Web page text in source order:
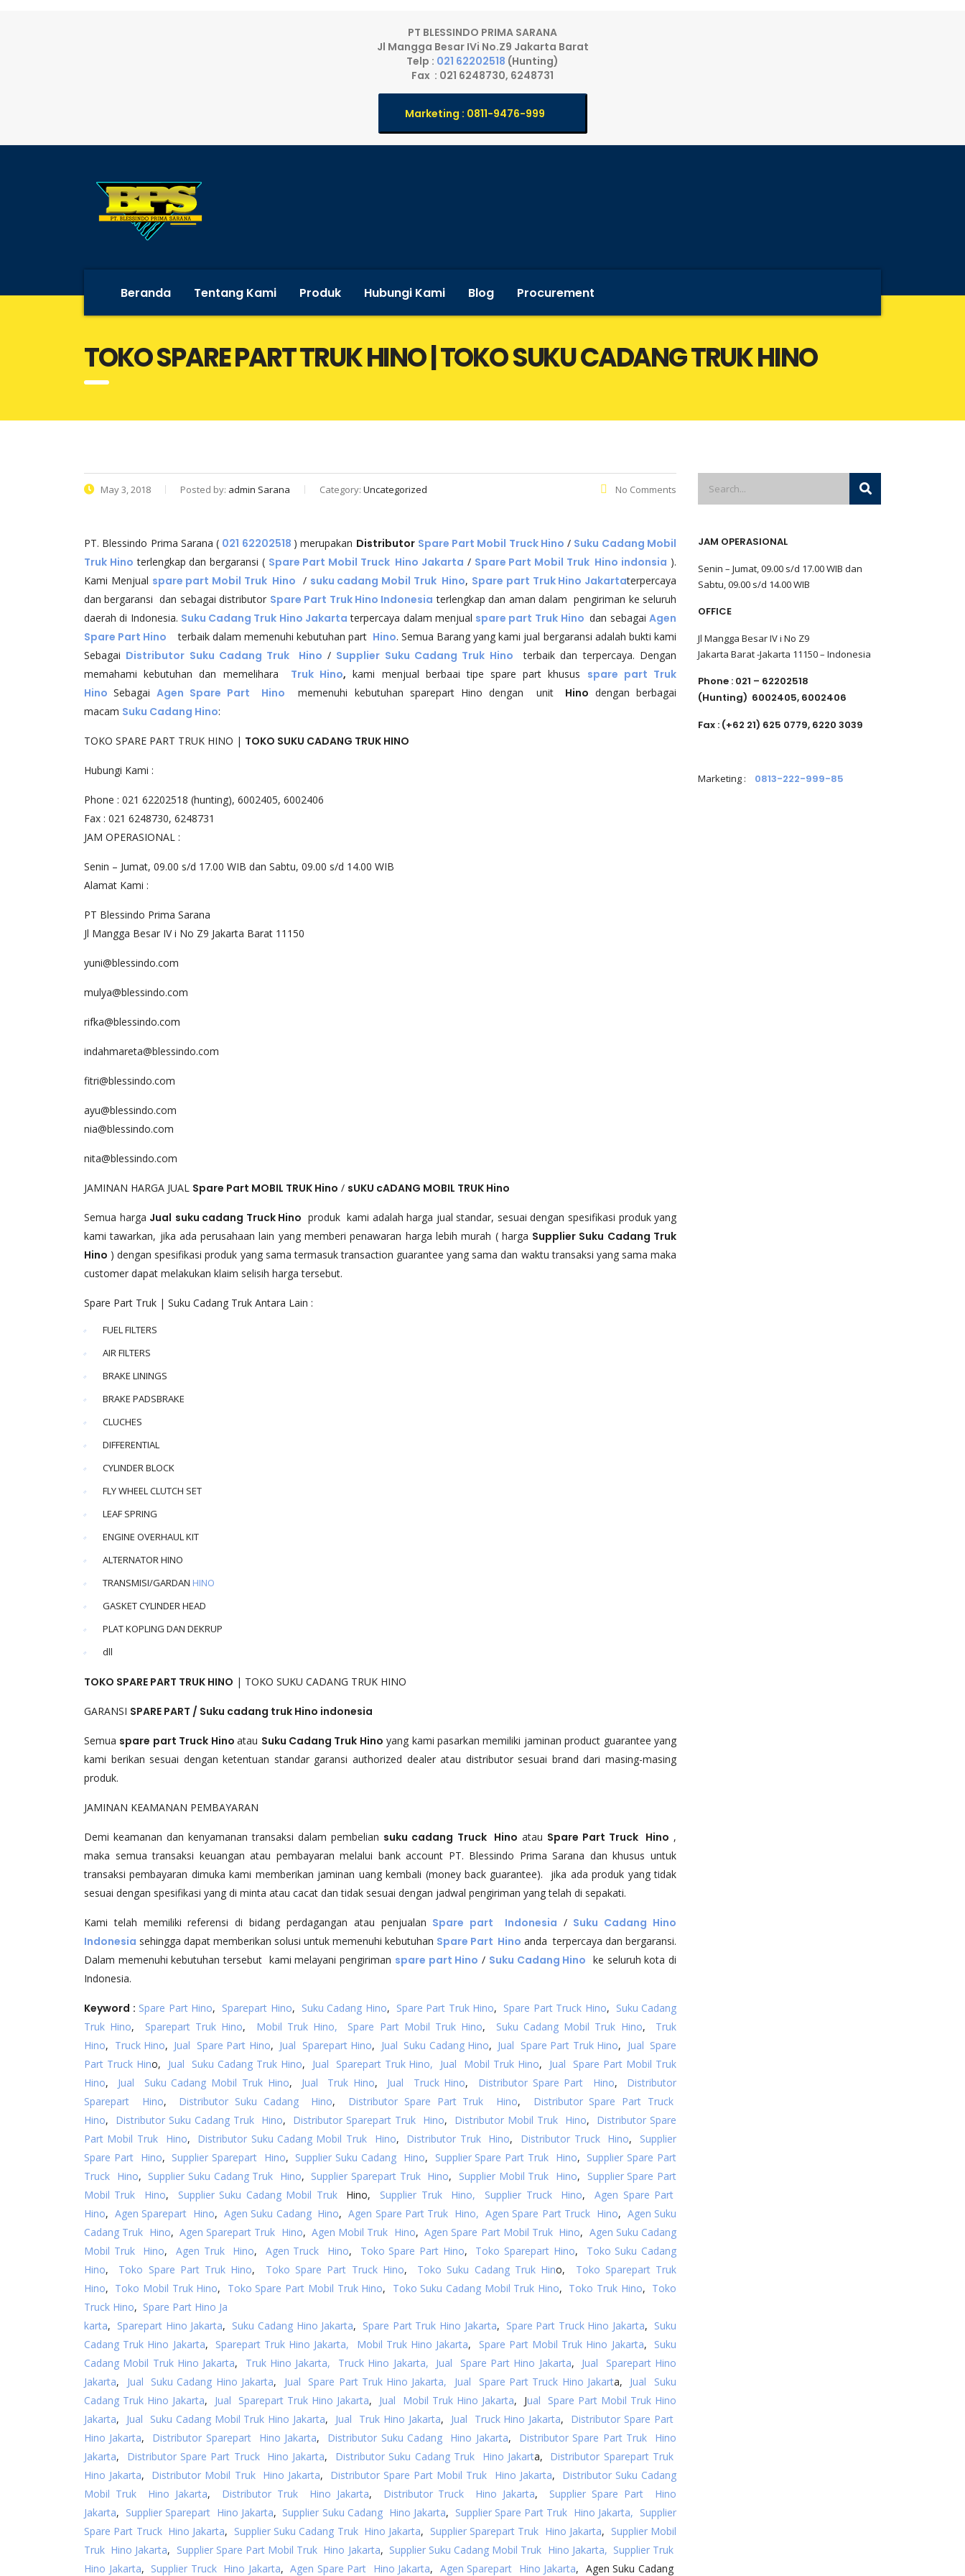
PT BLESSINDO PRIMA SARANA
Jl Mangga Besar IVi No.Z9 Jakarta Barat
Telp : 021 62202518 (Hunting)
Fax : 021 6248730, 6248731
Marketing : 0811-9476-999
Beranda Tentang Kami Produk Hubungi Kami Blog Procurement
TOKO SPARE PART TRUK HINO | TOKO SUKU CADANG TRUK HINO
May 3, 2018 Posted by: admin Sarana Category: Uncategorized No Comments
PT. Blessindo Prima Sarana ( 021 62202518 ) merupakan Distributor Spare Part Mobil Truck Hino / Suku Cadang Mobil
Truk Hino terlengkap dan bergaransi ( Spare Part Mobil Truck Hino Jakarta / Spare Part Mobil Truk Hino indonsia ).
Kami Menjual spare part Mobil Truk Hino / suku cadang Mobil Truk Hino, Spare part Truk Hino Jakartaterpercaya
dan bergaransi dan sebagai distributor Spare Part Truk Hino Indonesia terlengkap dan aman dalam pengiriman ke seluruh
daerah di Indonesia. Suku Cadang Truk Hino Jakarta terpercaya dalam menjual spare part Truk Hino dan sebagaiAgen
Spare Part Hino
terbaik dalam memenuhi kebutuhan part Hino. Semua Barang yang kami jual bergaransi adalah bukti kami
Sebagai Distributor Suku Cadang Truk Hino / Supplier Suku Cadang Truk Hino terbaik dan terpercaya. Dengan
memahami kebutuhan dan memelihara
Truk Hino, kami menjual berbaai tipe spare part khusus spare part Truk
HinoSebagaiAgen Spare Part Hino memenuhi kebutuhan sparepart Hino dengan unitHino dengan berbagai
macam Suku Cadang Hino:
TOKO SPARE PART TRUK HINO | TOKO SUKU CADANG TRUK HINO
Hubungi Kami :
Phone : 021 62202518 (hunting), 6002405, 6002406
Fax : 021 6248730, 6248731
JAM OPERASIONAL :
Senin – Jumat, 09.00 s/d 17.00 WIB dan Sabtu, 09.00 s/d 14.00 WIB
Alamat Kami :
PT Blessindo Prima Sarana
Jl Mangga Besar IV i No Z9 Jakarta Barat 11150
yuni@blessindo.com
mulya@blessindo.com
rifka@blessindo.com
indahmareta@blessindo.com
fitri@blessindo.com
ayu@blessindo.com
nia@blessindo.com
nita@blessindo.com
JAMINAN HARGA JUAL Spare Part MOBIL TRUK Hino / sUKU cADANG MOBIL TRUK Hino
Semua harga Jual suku cadang Truck Hino produk kami adalah harga jual standar, sesuai dengan spesifikasi produk yang
kami tawarkan, jika ada perusahaan lain yang memberi penawaran harga lebih murah ( harga Supplier Suku Cadang Truk
Hino ) dengan spesifikasi produk yang sama termasuk transaction guarantee yang sama dan waktu transaksi yang sama maka
customer dapat melakukan klaim selisih harga tersebut.
Spare Part Truk | Suku Cadang Truk Antara Lain :
FUEL FILTERS
AIR FILTERS
BRAKE LININGS
BRAKE PADSBRAKE
CLUCHES
DIFFERENTIAL
CYLINDER BLOCK
FLY WHEEL CLUTCH SET
LEAF SPRING
ENGINE OVERHAUL KIT
ALTERNATOR HINO
TRANSMISI/GARDAN HINO
GASKET CYLINDER HEAD
PLAT KOPLING DAN DEKRUP
dll
TOKO SPARE PART TRUK HINO | TOKO SUKU CADANG TRUK HINO
GARANSI SPARE PART / Suku cadang truk Hino indonesia
Semua spare part Truck Hinoatau Suku Cadang Truk Hino yang kami pasarkan memiliki jaminan product guarantee yang
kami berikan sesuai dengan ketentuan standar garansi authorized dealer atau distributor sesuai brand dari masing-masing
produk.
JAMINAN KEAMANAN PEMBAYARAN
Demi keamanan dan kenyamanan transaksi dalam pembelian suku cadang Truck Hino atau Spare Part Truck Hino ,
maka semua transaksi keuangan atau pembayaran melalui bank account PT. Blessindo Prima Sarana dan khusus untuk
transaksi pembayaran dimuka kami memberikan jaminan uang kembali (money back guarantee). jika ada produk yang tidak
sesuai dengan spesifikasi yang di minta atau cacat dan tidak sesuai dengan jadwal pengiriman yang telah di sepakati.
Kami telah memiliki referensi di bidang perdagangan atau penjualan Spare part Indonesia / Suku Cadang Hino
Indonesia sehingga dapat memberikan solusi untuk memenuhi kebutuhan Spare Part Hino anda terpercaya dan bergaransi.
Dalam memenuhi kebutuhan tersebut kami melayani pengiriman spare part Hino / Suku Cadang Hino ke seluruh kota di
Indonesia.
Keyword : Spare Part Hino, Sparepart Hino, Suku Cadang Hino, Spare Part Truk Hino, Spare Part Truck Hino, Suku Cadang
Truk Hino, Sparepart Truk Hino, Mobil Truk Hino, Spare Part Mobil Truk Hino, Suku Cadang Mobil Truk Hino, Truk
Hino, Truck Hino, Jual Spare Part Hino, Jual Sparepart Hino, Jual Suku Cadang Hino, Jual Spare Part Truk Hino, Jual Spare
Part Truck Hino, Jual Suku Cadang Truk Hino, Jual Sparepart Truk Hino, Jual Mobil Truk Hino, Jual Spare Part Mobil Truk
Hino, Jual Suku Cadang Mobil Truk Hino, Jual Truk Hino, Jual Truck Hino, Distributor Spare Part Hino, Distributor
Sparepart Hino, Distributor Suku Cadang Hino, Distributor Spare Part Truk Hino, Distributor Spare Part Truck
Hino, Distributor Suku Cadang Truk Hino, Distributor Sparepart Truk Hino, Distributor Mobil Truk Hino, Distributor Spare
Part Mobil Truk Hino, Distributor Suku Cadang Mobil Truk Hino, Distributor Truk Hino, Distributor Truck Hino, Supplier
Spare Part Hino, Supplier Sparepart Hino, Supplier Suku Cadang Hino, Supplier Spare Part Truk Hino, Supplier Spare Part
Truck Hino, Supplier Suku Cadang Truk Hino, Supplier Sparepart Truk Hino, Supplier Mobil Truk Hino, Supplier Spare Part
Mobil Truk Hino, Supplier Suku Cadang Mobil TrukHino, Supplier Truk Hino, Supplier Truck Hino,Agen Spare Part
Hino, Agen Sparepart Hino, Agen Suku Cadang Hino, Agen Spare Part Truk Hino, Agen Spare Part Truck Hino, Agen Suku
Cadang Truk Hino, Agen Sparepart Truk Hino,Agen Mobil Truk Hino,Agen Spare Part Mobil Truk Hino, Agen Suku Cadang
Mobil Truk Hino, Agen Truk Hino, Agen Truck Hino, Toko Spare Part Hino, Toko Sparepart Hino, Toko Suku Cadang
Hino, Toko Spare Part Truk Hino, Toko Spare Part Truck Hino, Toko Suku Cadang Truk Hino, Toko Sparepart Truk
Hino, Toko Mobil Truk Hino, Toko Spare Part Mobil Truk Hino, Toko Suku Cadang Mobil Truk Hino, Toko Truk Hino, Toko
Truck Hino, Spare Part Hino Ja
karta, Sparepart Hino Jakarta, Suku Cadang Hino Jakarta, Spare Part Truk Hino Jakarta, Spare Part Truck Hino Jakarta, Suku
Cadang Truk Hino Jakarta, Sparepart Truk Hino Jakarta, Mobil Truk Hino Jakarta, Spare Part Mobil Truk Hino Jakarta, Suku
Cadang Mobil Truk Hino Jakarta, Truk Hino Jakarta, Truck Hino Jakarta, Jual Spare Part Hino Jakarta, Jual Sparepart Hino
Jakarta, Jual Suku Cadang Hino Jakarta, Jual Spare Part Truk Hino Jakarta, Jual Spare Part Truck Hino Jakarta, Jual Suku
Cadang Truk Hino Jakarta, Jual Sparepart Truk Hino Jakarta, Jual Mobil Truk Hino Jakarta, Jual Spare Part Mobil Truk Hino
Jakarta, Jual Suku Cadang Mobil Truk Hino Jakarta, Jual Truk Hino Jakarta, Jual Truck Hino Jakarta, Distributor Spare Part
Hino Jakarta, Distributor Sparepart Hino Jakarta, Distributor Suku Cadang Hino Jakarta, Distributor Spare Part Truk Hino
Jakarta, Distributor Spare Part Truck Hino Jakarta, Distributor Suku Cadang Truk Hino Jakarta, Distributor Sparepart Truk
Hino Jakarta, Distributor Mobil Truk Hino Jakarta, Distributor Spare Part Mobil Truk Hino Jakarta, Distributor Suku Cadang
Mobil Truk Hino Jakarta, Distributor Truk Hino Jakarta, Distributor Truck Hino Jakarta,
Supplier Spare Part Hino
Jakarta, Supplier Sparepart Hino Jakarta, Supplier Suku Cadang Hino Jakarta, Supplier Spare Part Truk Hino Jakarta, Supplier
Spare Part Truck Hino Jakarta, Supplier Suku Cadang Truk Hino Jakarta, Supplier Sparepart Truk Hino Jakarta, Supplier Mobil
Truk Hino Jakarta, Supplier Spare Part Mobil Truk Hino Jakarta, Supplier Suku Cadang Mobil Truk Hino Jakarta, Supplier Truk
Hino Jakarta, Supplier Truck Hino Jakarta,Agen Spare Part Hino Jakarta, Agen Sparepart Hino Jakarta, Agen Suku Cadang
JAM OPERASIONAL
Senin – Jumat, 09.00 s/d 17.00 WIB dan
Sabtu, 09.00 s/d 14.00 WIB
OFFICE
Jl Mangga Besar IV i No Z9
Jakarta Barat -Jakarta 11150 – Indonesia
Phone : 021 – 62202518
(Hunting) 6002405, 6002406
Fax : (+62 21) 625 0779, 6220 3039
Marketing : 0813-222-999-85